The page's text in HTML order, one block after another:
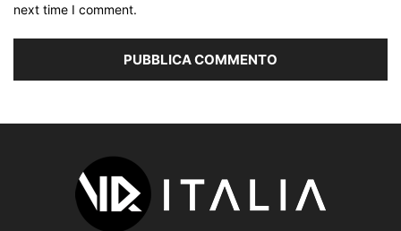
next time I comment.